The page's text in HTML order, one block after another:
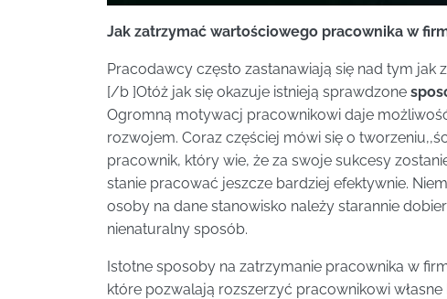
Jak zatrzymać wartościowego pracownika w
Pracodawcy często zastanawiają się nad tym
[/b ]Otóż jak się okazuje istnieją sprawdzone
Ogromną motywacj pracownikowi daje
rozwojem. Coraz częściej mówi się o
pracownik, który wie, że za swoje sukcesy
stanie pracować jeszcze bardziej efektywnie.
osoby na dane stanowisko należy starannie
nienaturalny sposób.
Istotne sposoby na zatrzymanie pracownika w
które pozwalają rozszerzyć pracownikowi